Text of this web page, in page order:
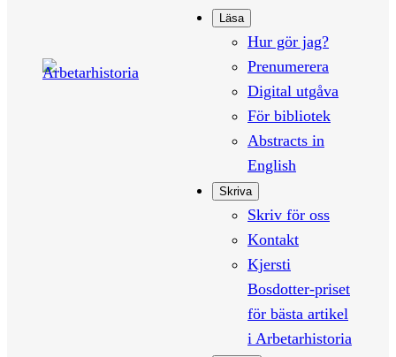
Läsa
Hur gör jag?
Prenumerera
Digital utgåva
För bibliotek
Abstracts in
English
Skriva
Skriv för oss
Kontakt
Kjersti
Bosdotter-priset
för bästa artikel
i Arbetarhistoria